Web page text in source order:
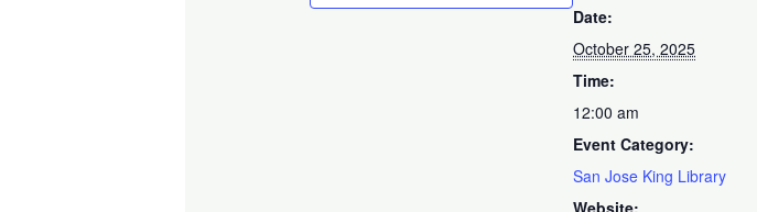
Date:
October 25, 2025
Time:
12:00 am
Event Category:
San Jose King Library
Website: